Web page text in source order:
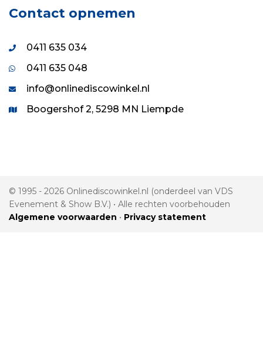
Contact opnemen
0411 635 034
0411 635 048
info@onlinediscowinkel.nl
Boogershof 2, 5298 MN Liempde
© 1995 - 2026 Onlinediscowinkel.nl (onderdeel van VDS
Evenement & Show B.V.) • Alle rechten voorbehouden
Algemene voorwaarden • Privacy statement